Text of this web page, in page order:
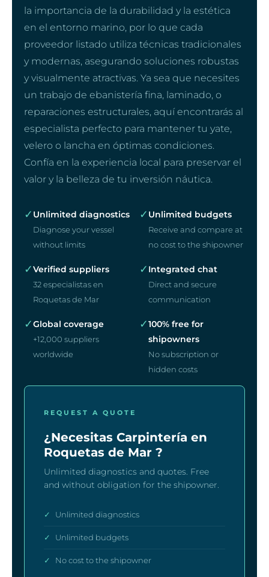
la importancia de la durabilidad y la estética
en el entorno marino, por lo que cada
proveedor listado utiliza técnicas tradicionales
y modernas, asegurando soluciones robustas
y visualmente atractivas. Ya sea que necesites
un trabajo de ebanistería fina, laminado, o
reparaciones estructurales, aquí encontrarás al
especialista perfecto para mantener tu yate,
velero o lancha en óptimas condiciones.
Confía en la experiencia local para preservar el
valor y la belleza de tu inversión náutica.
✓ Unlimited diagnostics
Diagnose your vessel
without limits
✓ Unlimited budgets
Receive and compare at
no cost to the shipowner
✓Verified suppliers
32 especialistas en
Roquetas de Mar
✓ Integrated chat
Direct and secure
communication
✓Global coverage
+12,000 suppliers
worldwide
✓100% free for
shipowners
No subscription or
hidden costs
REQUEST A QUOTE
¿Necesitas Carpintería en
Roquetas de Mar ?
Unlimited diagnostics and quotes. Free
and without obligation for the shipowner.
✓ Unlimited diagnostics
✓ Unlimited budgets
✓ No cost to the shipowner